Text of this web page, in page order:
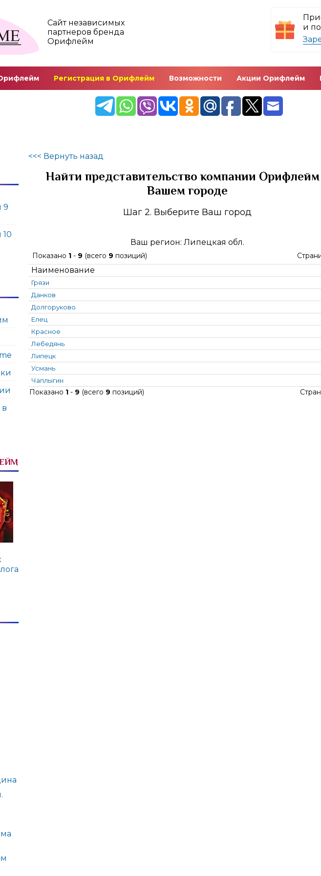
Сайт независимых
партнеров бренда
Орифлейм
и
Регистрация в Орифлейм Возможности Акции Орифлейм
9
<<< Вернуть назад
Найти представительство компании Орифлейм
Вашем городе
Шаг 2. Выберите Ваш город
Ваш регион: Липецкая обл.
Показано 1 - 9 (всего 9 позиций)
Наименование
Грязи
Данков
Долгоруково
Елец
Красное
Лебедянь
Липецк
Усмань
Чаплыгин
Показано 1 - 9 (всего 9 позиций)